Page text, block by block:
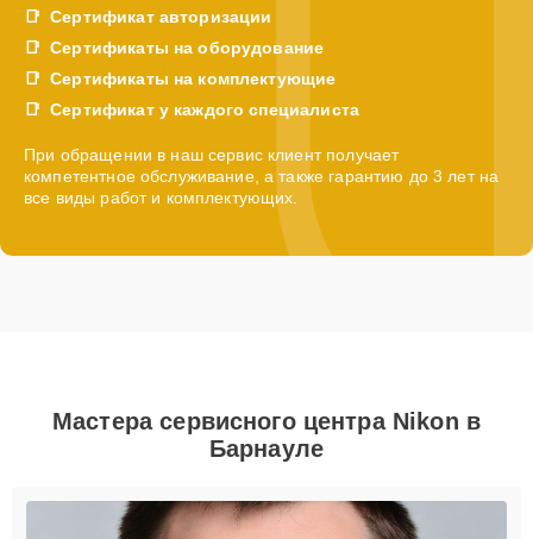
Сертификат авторизации
Сертификаты на оборудование
Сертификаты на комплектующие
Сертификат у каждого специалиста
При обращении в наш сервис клиент получает
компетентное обслуживание, а также гарантию до 3 лет на
все виды работ и комплектующих.
Мастера сервисного центра Nikon в
Барнауле